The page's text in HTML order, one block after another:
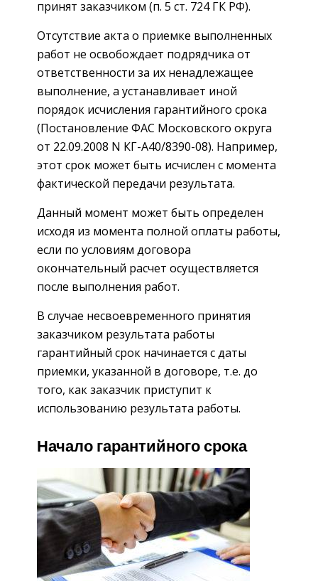
принят заказчиком (п. 5 ст. 724 ГК РФ).
Отсутствие акта о приемке выполненных
работ не освобождает подрядчика от
ответственности за их ненадлежащее
выполнение, а устанавливает иной
порядок исчисления гарантийного срока
(Постановление ФАС Московского округа
от 22.09.2008 N КГ-А40/8390-08). Например,
этот срок может быть исчислен с момента
фактической передачи результата.
Данный момент может быть определен
исходя из момента полной оплаты работы,
если по условиям договора
окончательный расчет осуществляется
после выполнения работ.
В случае несвоевременного принятия
заказчиком результата работы
гарантийный срок начинается с даты
приемки, указанной в договоре, т.е. до
того, как заказчик приступит к
использованию результата работы.
Начало гарантийного срока